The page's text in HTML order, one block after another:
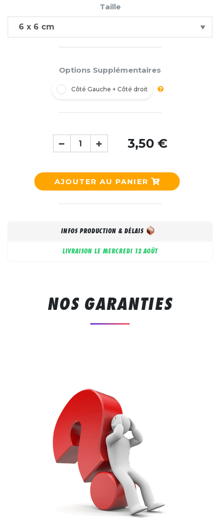
Taille
Options Supplémentaires
Côté Gauche + Côté droit
3,50 €
AJOUTER AU PANIER
INFOS PRODUCTION & DÉLAIS
LIVRAISON LE MERCREDI 12 AOÛT
NOS GARANTIES